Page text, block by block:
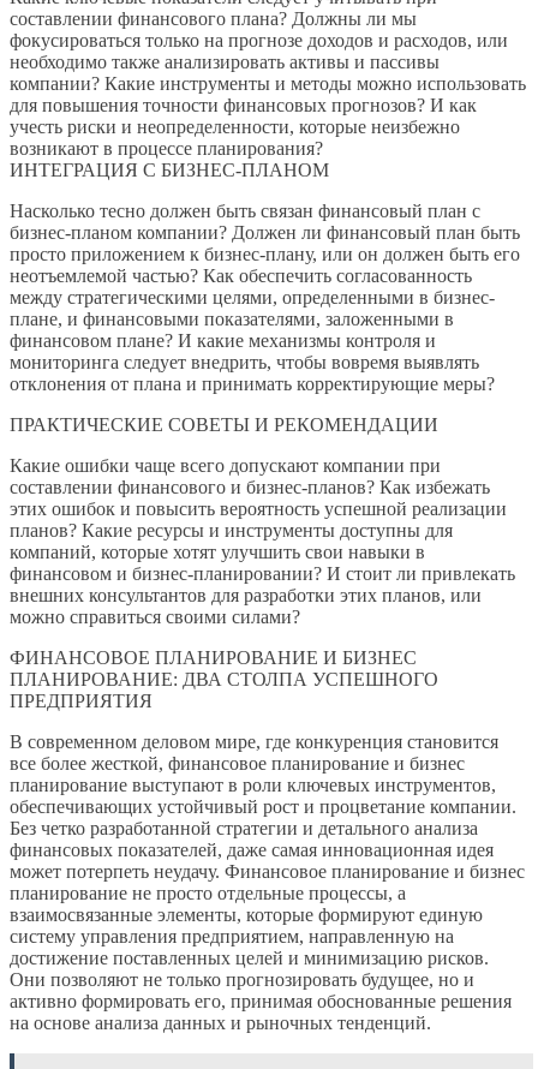
составлении финансового плана? Должны ли мы
фокусироваться только на прогнозе доходов и расходов, или
необходимо также анализировать активы и пассивы
компании? Какие инструменты и методы можно использовать
для повышения точности финансовых прогнозов? И как
учесть риски и неопределенности, которые неизбежно
возникают в процессе планирования?
ИНТЕГРАЦИЯ С БИЗНЕС-ПЛАНОМ
Насколько тесно должен быть связан финансовый план с
бизнес-планом компании? Должен ли финансовый план быть
просто приложением к бизнес-плану, или он должен быть его
неотъемлемой частью? Как обеспечить согласованность
между стратегическими целями, определенными в бизнес-
плане, и финансовыми показателями, заложенными в
финансовом плане? И какие механизмы контроля и
мониторинга следует внедрить, чтобы вовремя выявлять
отклонения от плана и принимать корректирующие меры?
ПРАКТИЧЕСКИЕ СОВЕТЫ И РЕКОМЕНДАЦИИ
Какие ошибки чаще всего допускают компании при
составлении финансового и бизнес-планов? Как избежать
этих ошибок и повысить вероятность успешной реализации
планов? Какие ресурсы и инструменты доступны для
компаний, которые хотят улучшить свои навыки в
финансовом и бизнес-планировании? И стоит ли привлекать
внешних консультантов для разработки этих планов, или
можно справиться своими силами?
ФИНАНСОВОЕ ПЛАНИРОВАНИЕ И БИЗНЕС
ПЛАНИРОВАНИЕ: ДВА СТОЛПА УСПЕШНОГО
ПРЕДПРИЯТИЯ
В современном деловом мире, где конкуренция становится
все более жесткой, финансовое планирование и бизнес
планирование выступают в роли ключевых инструментов,
обеспечивающих устойчивый рост и процветание компании.
Без четко разработанной стратегии и детального анализа
финансовых показателей, даже самая инновационная идея
может потерпеть неудачу. Финансовое планирование и бизнес
планирование не просто отдельные процессы, а
взаимосвязанные элементы, которые формируют единую
систему управления предприятием, направленную на
достижение поставленных целей и минимизацию рисков.
Они позволяют не только прогнозировать будущее, но и
активно формировать его, принимая обоснованные решения
на основе анализа данных и рыночных тенденций.